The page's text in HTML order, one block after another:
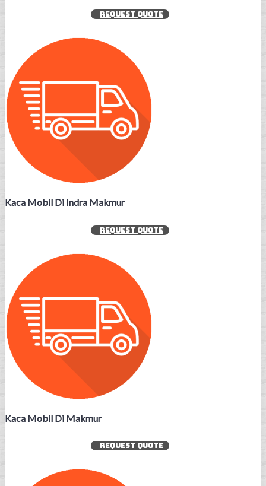
REQUEST QUOTE
Kaca Mobil Di Indra Makmur
REQUEST QUOTE
Kaca Mobil Di Makmur
REQUEST QUOTE